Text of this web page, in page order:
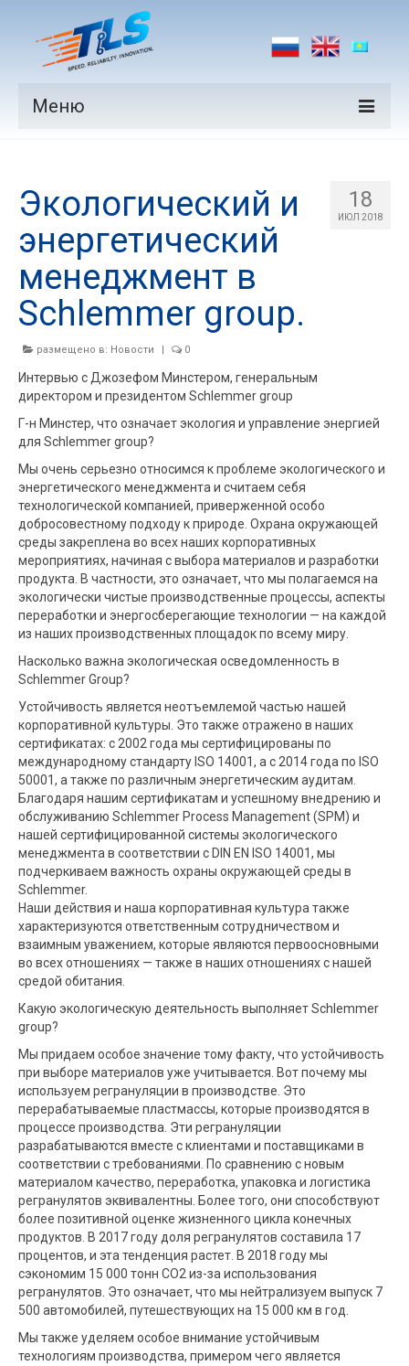
Меню
Производители
Рынки
Новости
Контакты
18
ИЮЛ 2018
Экологический и
энергетический
менеджмент в
Schlemmer group.
размещено в: Новости | 0
Интервью с Джозефом Минстером, генеральным
директором и президентом Schlemmer group
Г-н Минстер, что означает экология и управление энергией
для Schlemmer group?
Мы очень серьезно относимся к проблеме экологического и
энергетического менеджмента и считаем себя
технологической компанией, приверженной особо
добросовестному подходу к природе. Охрана окружающей
среды закреплена во всех наших корпоративных
мероприятиях, начиная с выбора материалов и разработки
продукта. В частности, это означает, что мы полагаемся на
экологически чистые производственные процессы, аспекты
переработки и энергосберегающие технологии — на каждой
из наших производственных площадок по всему миру.
Насколько важна экологическая осведомленность в
Schlemmer Group?
Устойчивость является неотъемлемой частью нашей
корпоративной культуры. Это также отражено в наших
сертификатах: с 2002 года мы сертифицированы по
международному стандарту ISO 14001, а с 2014 года по ISO
50001, а также по различным энергетическим аудитам.
Благодаря нашим сертификатам и успешному внедрению и
обслуживанию Schlemmer Process Management (SPM) и
нашей сертифицированной системы экологического
менеджмента в соответствии с DIN EN ISO 14001, мы
подчеркиваем важность охраны окружающей среды в
Schlemmer.
Наши действия и наша корпоративная культура также
характеризуются ответственным сотрудничеством и
взаимным уважением, которые являются первоосновными
во всех отношениях — также в наших отношениях с нашей
средой обитания.
Какую экологическую деятельность выполняет Schlemmer
group?
Мы придаем особое значение тому факту, что устойчивость
при выборе материалов уже учитывается. Вот почему мы
используем регрануляции в производстве. Это
перерабатываемые пластмассы, которые производятся в
процессе производства. Эти регрануляции
разрабатываются вместе с клиентами и поставщиками в
соответствии с требованиями. По сравнению с новым
материалом качество, переработка, упаковка и логистика
регранулятов эквивалентны. Более того, они способствуют
более позитивной оценке жизненного цикла конечных
продуктов. В 2017 году доля регранулятов составила 17
процентов, и эта тенденция растет. В 2018 году мы
сэкономим 15 000 тонн CO2 из-за использования
регранулятов. Это означает, что мы нейтрализуем выпуск 7
500 автомобилей, путешествующих на 15 000 км в год.
Мы также уделяем особое внимание устойчивым
технологиям производства, примером чего является